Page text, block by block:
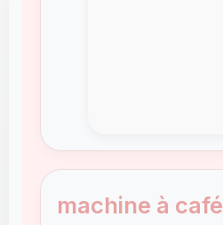
machine à café